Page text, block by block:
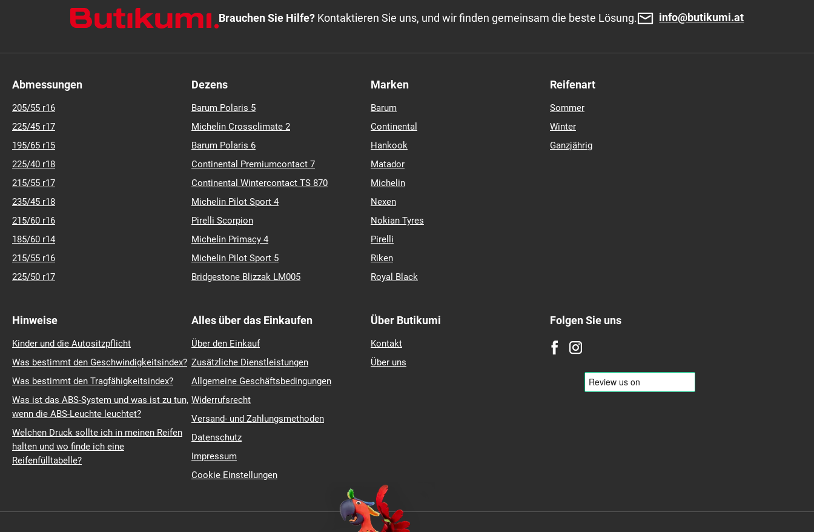
Brauchen Sie Hilfe? Kontaktieren Sie uns, und wir finden gemeinsam die beste Lösung. info@butikumi.at
Abmessungen
205/55 r16
225/45 r17
195/65 r15
225/40 r18
215/55 r17
235/45 r18
215/60 r16
185/60 r14
215/55 r16
225/50 r17
Dezens
Barum Polaris 5
Michelin Crossclimate 2
Barum Polaris 6
Continental Premiumcontact 7
Continental Wintercontact TS 870
Michelin Pilot Sport 4
Pirelli Scorpion
Michelin Primacy 4
Michelin Pilot Sport 5
Bridgestone Blizzak LM005
Marken
Barum
Continental
Hankook
Matador
Michelin
Nexen
Nokian Tyres
Pirelli
Riken
Royal Black
Reifenart
Sommer
Winter
Ganzjährig
Hinweise
Kinder und die Autositzpflicht
Was bestimmt den Geschwindigkeitsindex?
Was bestimmt den Tragfähigkeitsindex?
Was ist das ABS-System und was ist zu tun,
wenn die ABS-Leuchte leuchtet?
Welchen Druck sollte ich in meinen Reifen
halten und wo finde ich eine
Reifenfülltabelle?
Alles über das Einkaufen
Über den Einkauf
Zusätzliche Dienstleistungen
Allgemeine Geschäftsbedingungen
Widerrufsrecht
Versand- und Zahlungsmethoden
Datenschutz
Impressum
Cookie Einstellungen
Über Butikumi
Kontakt
Über uns
Folgen Sie uns